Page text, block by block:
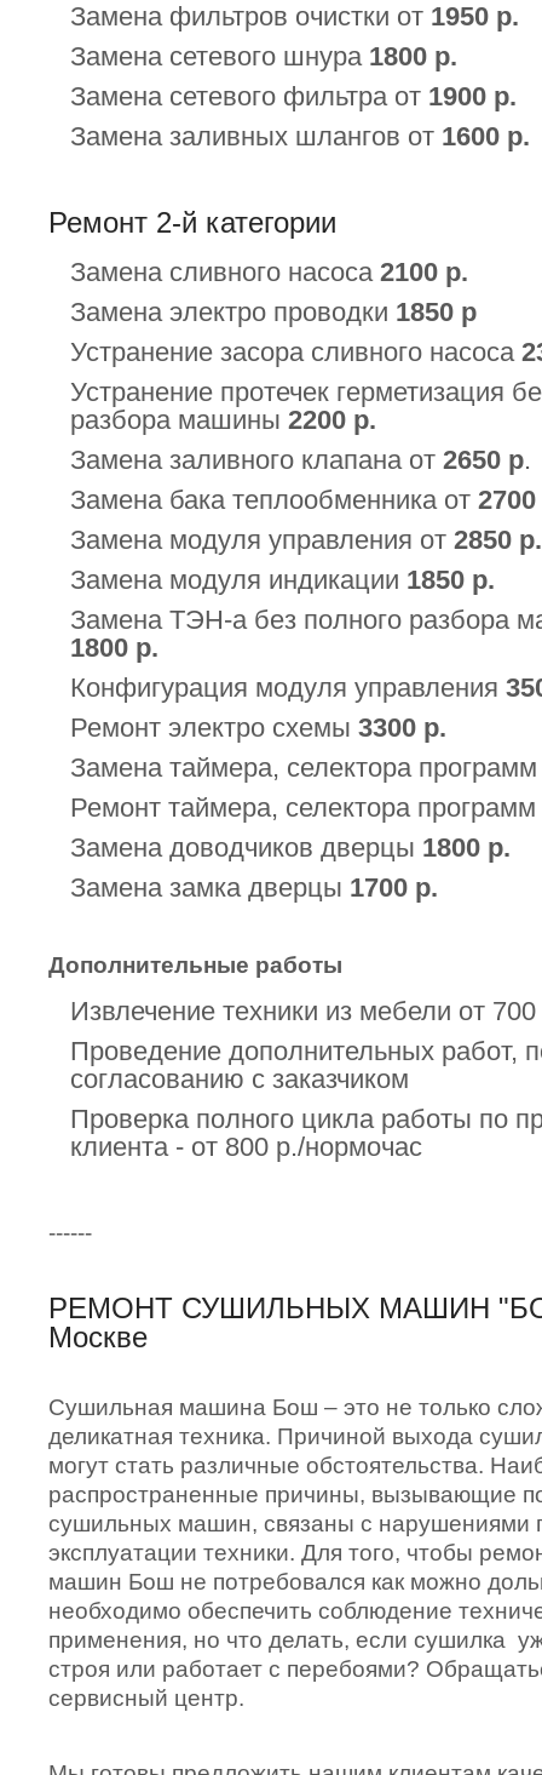
Замена фильтров очистки от 1950 р.
Замена сетевого шнура 1800 р.
Замена сетевого фильтра от 1900 р.
Замена заливных шлангов от 1600 р.
Ремонт 2-й категории
Замена сливного насоса 2100 р.
Замена электро проводки 1850 р
Устранение засора сливного насоса
Устранение протечек герметизация
разбора машины 2200 р.
Замена заливного клапана от 2650 р.
Замена бака теплообменника от
Замена модуля управления от 2850 р.
Замена модуля индикации 1850 р.
Замена ТЭН-а без полного разбора
1800 р.
Конфигурация модуля управления
Ремонт электро схемы 3300 р.
Замена таймера, селектора
Ремонт таймера, селектора программ
Замена доводчиков дверцы 1800 р.
Замена замка дверцы 1700 р.
Дополнительные работы
Извлечение техники из мебели от 700
Проведение дополнительных работ,
согласованию с заказчиком
Проверка полного цикла работы по
клиента - от 800 р./нормочас
------
РЕМОНТ СУШИЛЬНЫХ МАШИН
Москве
Сушильная машина Бош – это не только
деликатная техника. Причиной выхода
могут стать различные обстоятельства.
распространенные причины, вызывающие
сушильных машин, связаны с нарушениями
эксплуатации техники. Для того, чтобы
машин Бош не потребовался как можно
необходимо обеспечить соблюдение
применения, но что делать, если сушилка
строя или работает с перебоями?
сервисный центр.